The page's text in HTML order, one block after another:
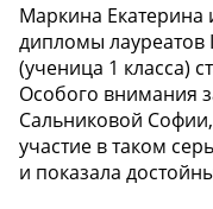
Маркина
дипломы лауреатов
(ученица 1 класса)
Особого внимания
Сальниковой
участие в таком
и показала